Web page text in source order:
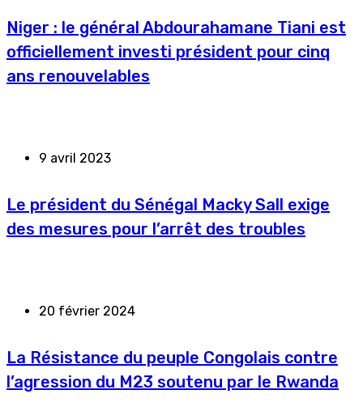
Niger : le général Abdourahamane Tiani est
officiellement investi président pour cinq
ans renouvelables
9 avril 2023
Le président du Sénégal Macky Sall exige
des mesures pour l’arrêt des troubles
20 février 2024
La Résistance du peuple Congolais contre
l’agression du M23 soutenu par le Rwanda